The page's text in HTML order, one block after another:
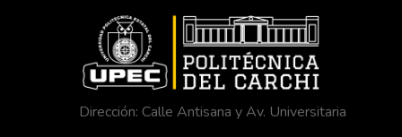
Dirección: Calle Antisana y Av. Universitaria